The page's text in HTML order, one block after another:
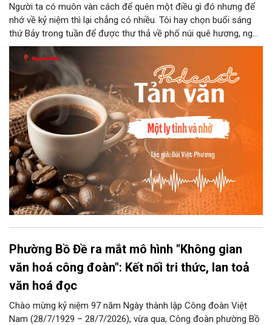
Người ta có muôn vàn cách để quên một điều gì đó nhưng để
nhớ về kỷ niệm thì lại chẳng có nhiều. Tôi hay chọn buổi sáng
thứ Bảy trong tuần để được thư thả về phố núi quê hương, ngồi
đợi giọt đắng của đất đai, mưa nắng điểm từng nhịp xuống
chiếc ly sứ như đợi thời gian mở cánh cửa diệu kì của mình.
Phường Bồ Đề ra mắt mô hình "Không gian
văn hoá công đoàn": Kết nối tri thức, lan toả
văn hoá đọc
Chào mừng kỷ niệm 97 năm Ngày thành lập Công đoàn Việt
Nam (28/7/1929 – 28/7/2026), vừa qua, Công đoàn phường Bồ